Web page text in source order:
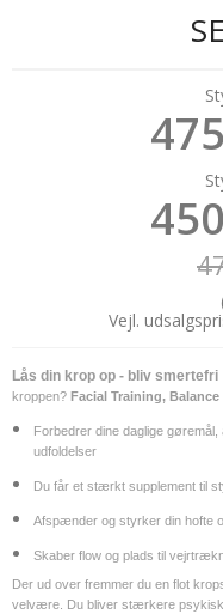
Vejl.
Lås din krop op - bliv smertefri
kroppen? Facial Training,
Forbedrer dine daglige
udfoldelser
Du får et stærkt supplement til
Afspænder og styrker din hofte
Skaber flow og plads til
Der ud over fremmer du en flot
velvære. Du bliver stærkere